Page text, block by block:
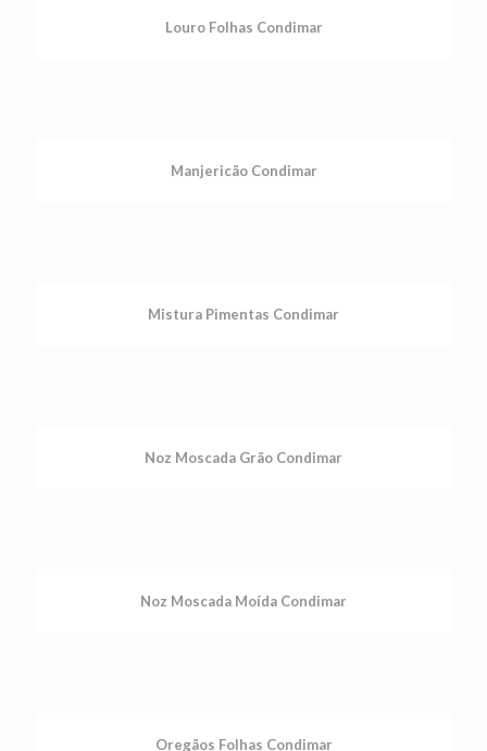
Louro Folhas Condimar
Manjericão Condimar
Mistura Pimentas Condimar
Noz Moscada Grão Condimar
Noz Moscada Moída Condimar
Oregãos Folhas Condimar